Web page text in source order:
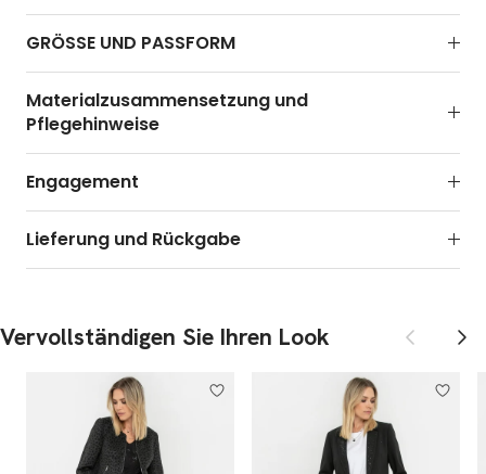
GRÖSSE UND PASSFORM
Materialzusammensetzung und
Pflegehinweise
Engagement
Lieferung und Rückgabe
Vervollständigen Sie Ihren Look Zurück